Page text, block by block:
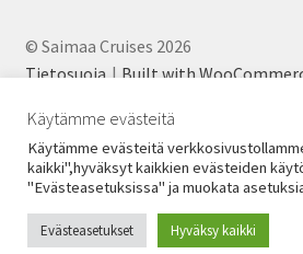
© Saimaa Cruises 2026
Tietosuoja
Built with
Käytämme evästeitä
Käytämme evästeitä
kaikki",hyväksyt kaikkien evästeiden
"Evästeasetuksissa" ja muokata
Evästeasetukset Hyväksy kaikki